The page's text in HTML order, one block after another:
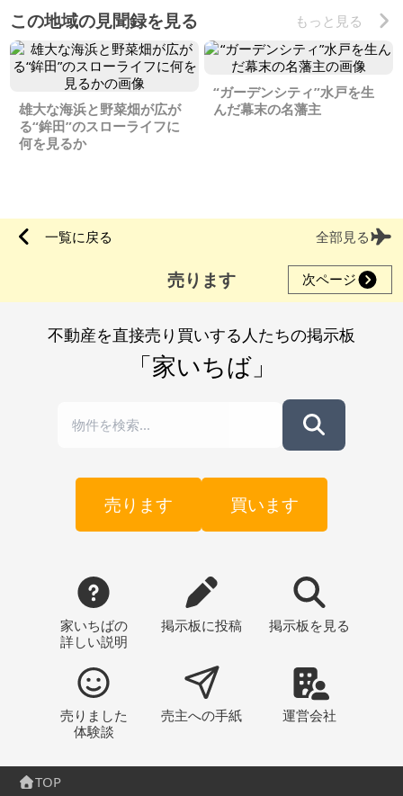
この地域の見聞録を見る もっと見る
雄大な海浜と野菜畑が広が
る“鉾田”のスローライフに
何を見るか
“ガーデンシティ”水戸を生
んだ幕末の名藩主
一覧に戻る 全部見る
売ります 次ページ
不動産を直接売り買いする人たちの掲示板
「家いちば」
売ります 買います
家いちばの
詳しい説明
掲示板に投稿 掲示板 を見る
売りました
体験談
売主への手紙 運営会社
TOP